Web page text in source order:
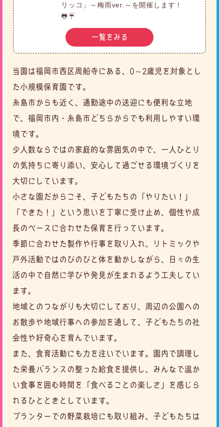
リッコ」～梅雨ver.～を開催します！
🐸☔
一覧をみる
当園は福岡市西区周船寺にある、0～2歳児を対象とし
た小規模保育園です。
糸島市からも近く、通勤途中の送迎にも便利な立地
で、福岡市内・糸島市どちらからでも利用しやすい環
境です。
少人数ならではの家庭的な雰囲気の中で、一人ひとり
の気持ちに寄り添い、 安心して過ごせる環境づくりを
大切にしています。
小さな園だからこそ、子どもたちの「やりたい！」
「できた！」という思いを丁寧に受け止め、 個性や成
長のペースに合わせた保育を行っています。
季節に合わせた製作や行事を取り入れ、リトミックや
戸外活動ではのびのびと体を動かしながら、
日々の生
活の中で自然に学びや発見が生まれるよう工夫してい
ます。
地域とのつながりも大切にしており、周辺の公園への
お散歩や地域行事への参加を通して、 子どもたちの社
会性や好奇心を育んでいます。
また、食育活動にも力を注いでいます。園内で調理し
た栄養バランスの整った給食を提供し、
みんなで温か
い食事を囲む時間を「食べることの楽しさ」を感じら
れるひとときとしています。
プランターでの野菜栽培にも取り組み、子どもたちは